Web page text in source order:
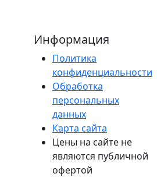
Информация
Политика
конфиденциальности
Обработка
персональных
данных
Карта сайта
Цены на сайте не
являются публичной
офертой